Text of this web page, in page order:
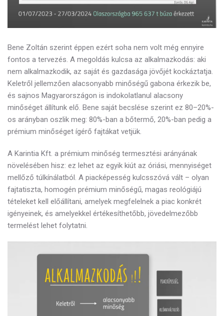
Bene Zoltán szerint éppen ezért soha nem volt még ennyire
fontos a tervezés. A megoldás kulcsa az alkalmazkodás: aki
nem alkalmazkodik, az saját és gazdasága jövőjét kockáztatja.
Keletről jellemzően alacsonyabb minőségű gabona érkezik be,
és sajnos Magyarországon is indokolatlanul alacsony
minőséget állítunk elő. Bene saját becslése szerint ez 80–20%-
os arányban oszlik meg: 80%-ban a bőtermő, 20%-ban pedig a
prémium minőséget ígérő fajtákat vetjük.
A Karintia Kft. a prémium minőség termesztési arányának
növelésében hisz: ez lehet az egyik kiút az óriási, mennyiséget
mellőző túlkínálatból. A piacképesség kulcsszóvá vált – olyan
fajtatiszta, homogén prémium minőségű, magas reológiájú
tételeket kell előállítani, amelyek megfelelnek a piac konkrét
igényeinek, és amelyekkel értékesíthetőbb, jövedelmezőbb
termelést lehet folytatni.